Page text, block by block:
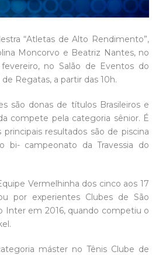
“Atletas de Alto Rendimento”,
Moncorvo e Beatriz Nantes, no
no Salão de Eventos do
Regatas, a partir das 10h.
são donas de títulos Brasileiros e
compete pela categoria sênior. É
principais resultados são de piscina
bi- campeonato da Travessia do
Vermelhinha dos cinco aos 17
por experientes Clubes de São
Inter em 2016, quando competiu o
máster no Tênis Clube de